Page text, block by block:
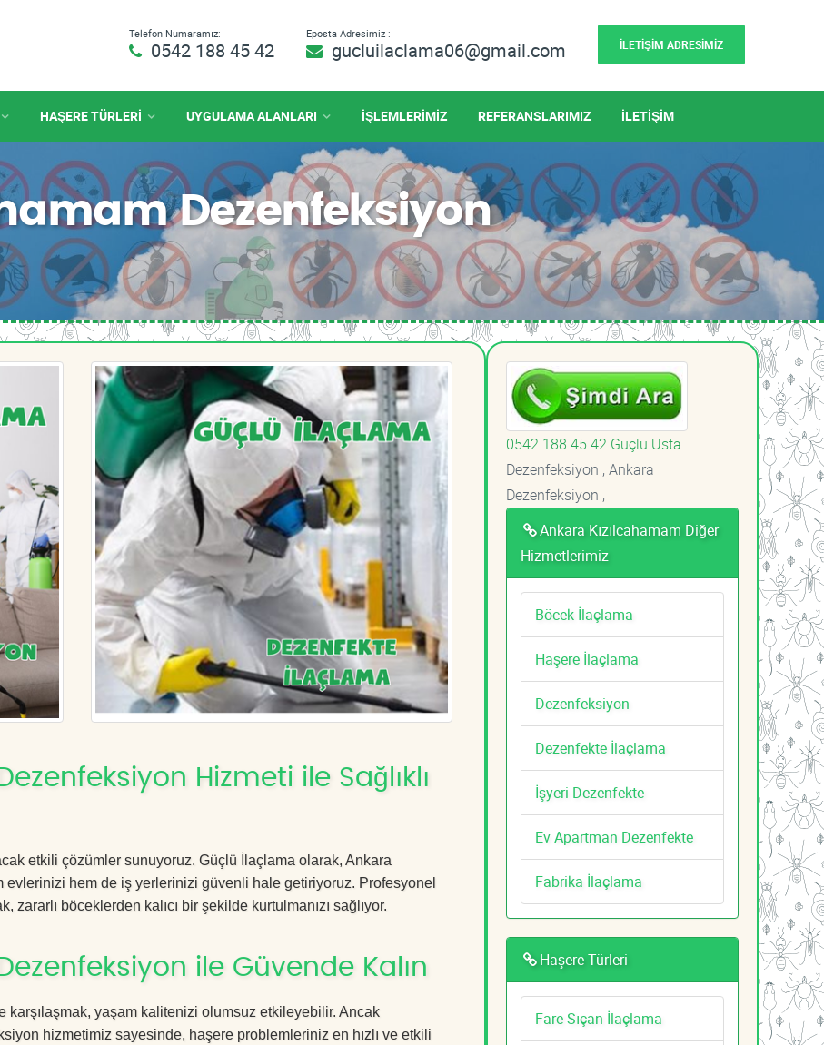
Telefon Numaramız:
0542 188 45 42
Eposta Adresimiz :
gucluilaclama06@gmail.com İLETİŞİM ADRESİMİZ
HAŞERE TÜRLERİ UYGULAMA ALANLARI İŞLEMLERİMİZ REFERANSLARIMIZ İLETİŞİM
Dezenfeksiyon
Hizmeti ile Sağlıklı
etkili çözümler sunuyoruz. Güçlü İlaçlama olarak, Ankara
evlerinizi hem de iş yerlerinizi güvenli hale getiriyoruz. Profesyonel
böceklerden kalıcı bir şekilde kurtulmanızı sağlıyor.
ile Güvende Kalın
karşılaşmak, yaşam kalitenizi olumsuz etkileyebilir. Ancak
hizmetimiz sayesinde, haşere problemleriniz en hızlı ve etkili
0542 188 45 42 Güçlü Usta
Dezenfeksiyon , Ankara
Dezenfeksiyon ,
Ankara Kızılcahamam Diğer
Hizmetlerimiz
Böcek İlaçlama
Haşere İlaçlama
Dezenfeksiyon
Dezenfekte İlaçlama
İşyeri Dezenfekte
Ev Apartman Dezenfekte
Fabrika İlaçlama
Haşere Türleri
Fare Sıçan İlaçlama